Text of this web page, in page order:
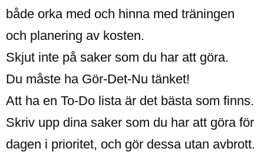
både orka med och hinna med träningen
och planering av kosten.
Skjut inte på saker som du har att göra.
Du måste ha Gör-Det-Nu tänket!
Att ha en To-Do lista är det bästa som finns.
Skriv upp dina saker som du har att göra för
dagen i prioritet, och gör dessa utan avbrott.